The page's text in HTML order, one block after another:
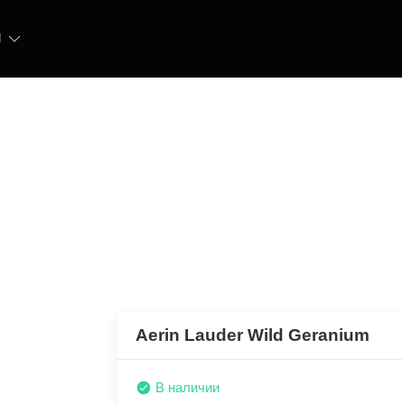
Aerin Lauder Wild Geranium
В наличии